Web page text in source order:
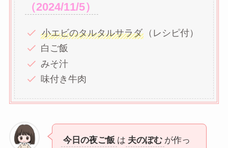
（2024/11/5）
小エビのタルタルサラダ （レシピ付）
白ご飯
みそ汁
味付き牛肉
今日の夜ご飯 は 夫のぽむ が作っ